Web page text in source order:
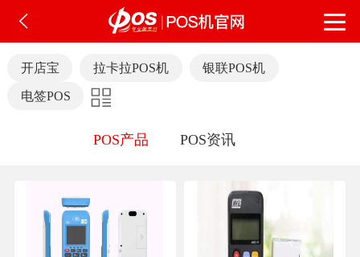
开店宝 拉卡拉POS机 银联POS机
电签POS
POS产品 POS资讯